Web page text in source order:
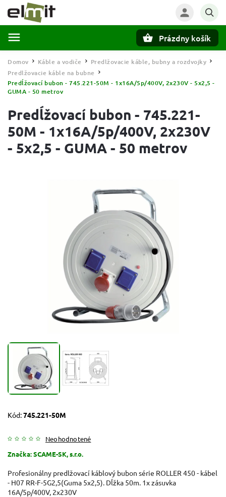
Prázdny košík
Domov / Káble a vodiče / Predlžovacie káble, bubny a rozdvojky /
Predlžovacie káble na bubne /
Predĺžovací bubon - 745.221-50M - 1x16A/5p/400V, 2x230V - 5x2,5 -
GUMA - 50 metrov
Predĺžovací bubon - 745.221-
50M - 1x16A/5p/400V, 2x230V
- 5x2,5 - GUMA - 50 metrov
Kód:745.221-50M
Neohodnotené
Značka:SCAME-SK, s.r.o.
Profesionálny predlžovací káblový bubon série ROLLER 450 - kábel
- H07 RR-F-5G2,5(Guma 5x2,5). Dĺžka 50m. 1x zásuvka
16A/5p/400V, 2x230V